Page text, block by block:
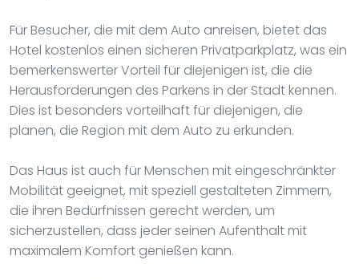
Für Besucher, die mit dem Auto anreisen, bietet das
Hotel kostenlos einen sicheren Privatparkplatz, was ein
bemerkenswerter Vorteil für diejenigen ist, die die
Herausforderungen des Parkens in der Stadt kennen.
Dies ist besonders vorteilhaft für diejenigen, die
planen, die Region mit dem Auto zu erkunden.
Das Haus ist auch für Menschen mit eingeschränkter
Mobilität geeignet, mit speziell gestalteten Zimmern,
die ihren Bedürfnissen gerecht werden, um
sicherzustellen, dass jeder seinen Aufenthalt mit
maximalem Komfort genießen kann.